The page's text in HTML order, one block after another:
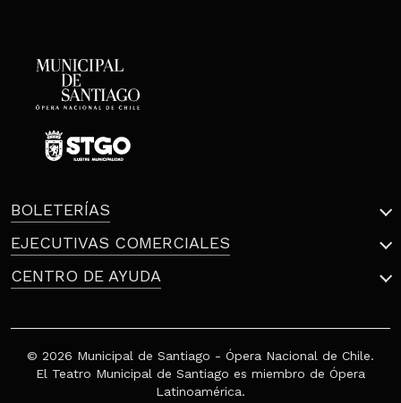
BOLETERÍAS
EJECUTIVAS COMERCIALES
CENTRO DE AYUDA
© 2026 Municipal de Santiago - Ópera Nacional de Chile.
El Teatro Municipal de Santiago es miembro de Ópera
Latinoamérica.